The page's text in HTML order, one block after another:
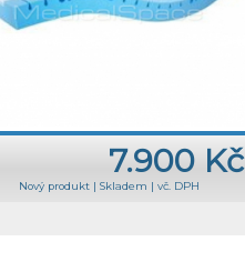
7.900 Kč
Nový produkt | Skladem | vč. DPH